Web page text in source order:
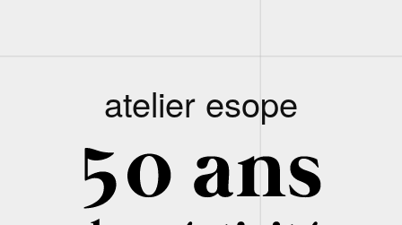
atelier esope